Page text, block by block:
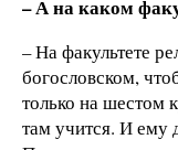
– А на каком
– На факультете
богословском,
только на шестом
там учится. И ему